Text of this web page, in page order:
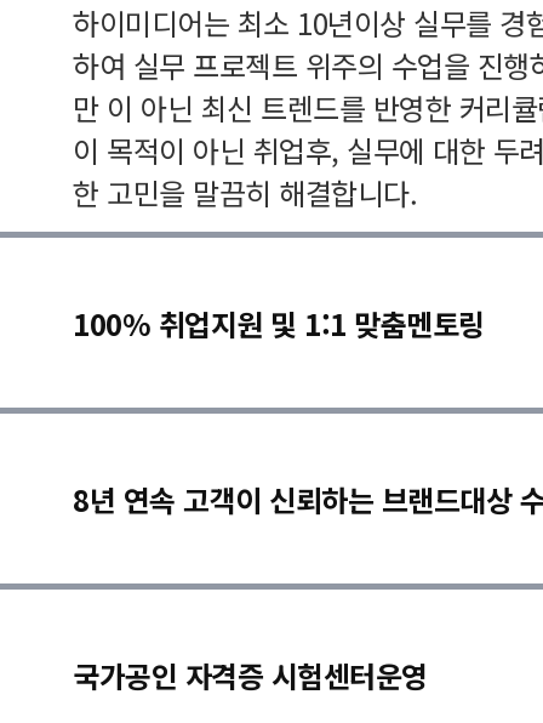
하이미디어는 최소 10년이상 실무를 경
하여 실무 프로젝트 위주의 수업을 진
만 이 아닌 최신 트렌드를 반영한 커리
이 목적이 아닌 취업후, 실무에 대한 두
한 고민을 말끔히 해결합니다.
100% 취업지원 및 1:1 맞춤멘토링
8년 연속 고객이 신뢰하는 브랜드대상
국가공인 자격증 시험센터운영